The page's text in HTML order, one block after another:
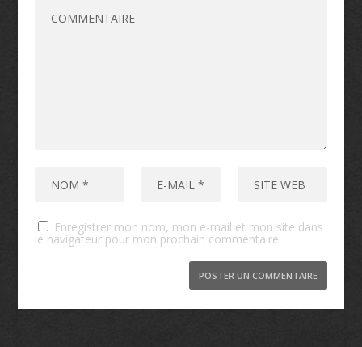
Enregistrer mon nom, mon e-mail et mon site dans
le navigateur pour mon prochain commentaire.